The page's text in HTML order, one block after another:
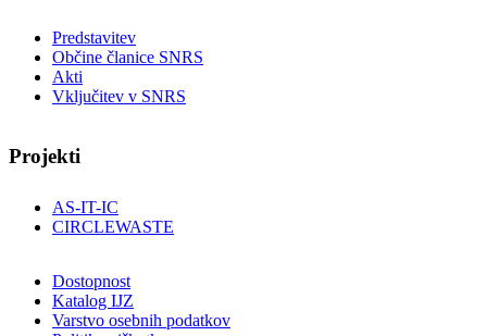
Predstavitev
Občine članice SNRS
Akti
Vključitev v SNRS
Projekti
AS-IT-IC
CIRCLEWASTE
Dostopnost
Katalog IJZ
Varstvo osebnih podatkov